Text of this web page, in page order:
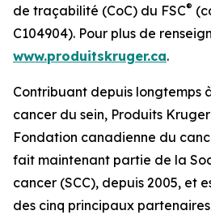
de traçabilité (CoC) du FSC®
C104904). Pour plus de
www.produitskruger.ca.
Contribuant depuis longtemps
cancer du sein, Produits
Fondation canadienne du
fait maintenant partie de la
cancer (SCC), depuis 2005, et
des cinq principaux